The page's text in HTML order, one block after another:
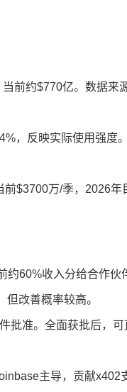
前约$770亿。数据来
，反映实际使用强
前$3700万/季，2026
约60%收入分给合作伙
改善概率较高。
批准。全面获批后，
主导，贡献